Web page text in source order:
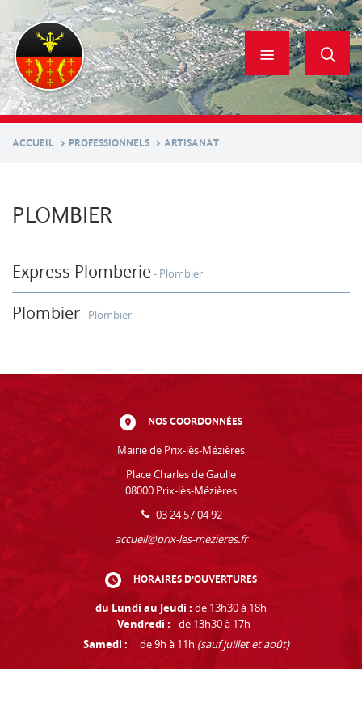
contenu
principal
ACCUEIL PROFESSIONNELS ARTISANAT
PLOMBIER
Express Plomberie Plombier
Plombier Plombier
NOS COORDONNÉES
Mairie de Prix-lès-Mézières
Place Charles de Gaulle
08000 Prix-lès-Mézières
03 24 57 04 92
accueil@prix-les-mezieres.fr
HORAIRES D'OUVERTURES
du Lundi au Jeudi : de 13h30 à 18h
Vendredi :
de 13h30 à 17h
Samedi :
de 9h à 11h (sauf juillet et août)